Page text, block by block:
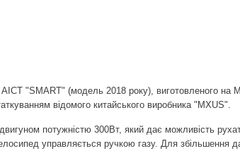
"SMART" (модель 2018 року), виготовленого на
відомого китайського виробника "MXUS".
потужністю 300Вт, який дає можливість
управляється ручкою газу. Для збільшення